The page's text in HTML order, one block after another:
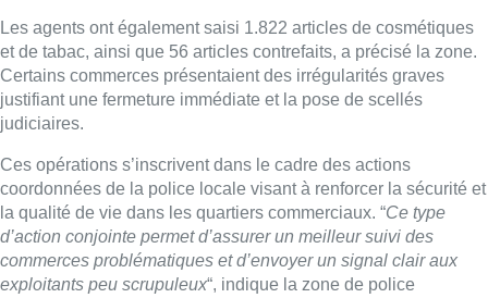
Les agents ont également saisi 1.822 articles de cosmétiques
et de tabac, ainsi que 56 articles contrefaits, a précisé la zone.
Certains commerces présentaient des irrégularités graves
justifiant une fermeture immédiate et la pose de scellés
judiciaires.
Ces opérations s’inscrivent dans le cadre des actions
coordonnées de la police locale visant à renforcer la sécurité et
la qualité de vie dans les quartiers commerciaux. “Ce type
d’action conjointe permet d’assurer un meilleur suivi des
commerces problématiques et d’envoyer un signal clair aux
exploitants peu scrupuleux“, indique la zone de police